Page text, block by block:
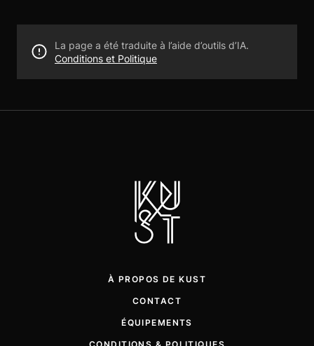
La page a été traduite à l’aide d’outils d’IA.
Conditions et Politique
À PROPOS DE KUST
CONTACT
ÉQUIPEMENTS